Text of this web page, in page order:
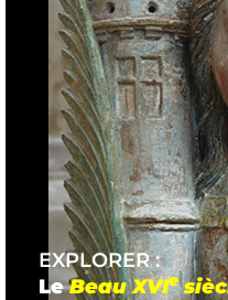
EXPLORER :
LeBeau XVIe